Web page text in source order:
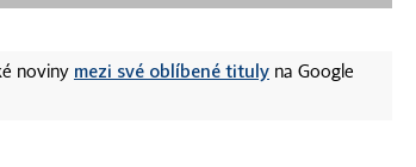
noviny mezi své oblíbené tituly na Google